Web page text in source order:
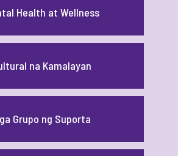
Health at Wellness
na Kamalayan
Grupo ng Suporta